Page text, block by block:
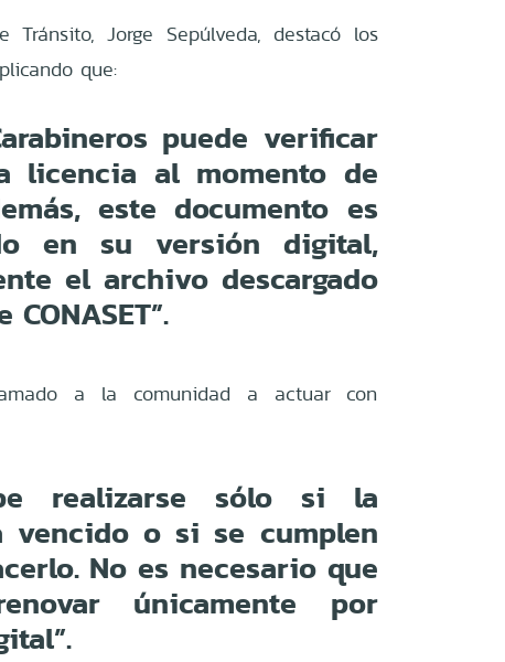
Jorge Sepúlveda, destacó los
que:
puede verificar
licencia al momento de
este documento es
en su versión digital,
el archivo descargado
a la comunidad a actuar con
realizarse sólo si la
o si se cumplen
No es necesario que
únicamente por